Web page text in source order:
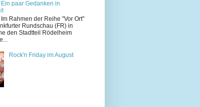
paar Gedanken in
Rahmen der Reihe "Vor Ort"
Rundschau (FR) in
den Stadtteil Rödelheim
Rock'n Friday im August